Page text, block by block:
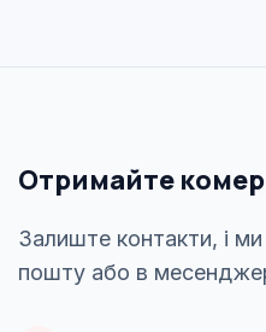
Отримайте
Залиште контакти, і
пошту або в